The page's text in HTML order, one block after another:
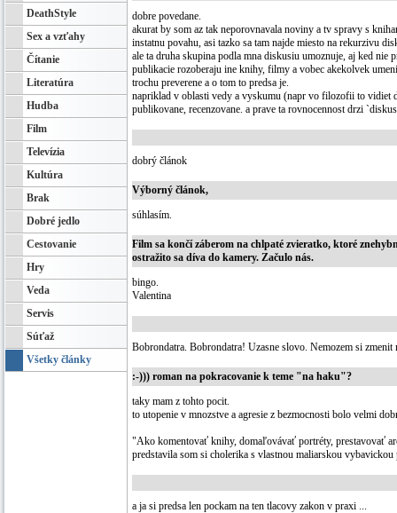
DeathStyle
Sex a vzťahy
Čítanie
Literatúra
Hudba
Film
Televízia
Kultúra
Brak
Dobré jedlo
Cestovanie
Hry
Veda
Servis
Súťaž
Všetky články
dobre povedane.
akurat by som az tak neporovnavala noviny a tv spravy s
instatnu povahu, asi tazko sa tam najde miesto na rekurzivu
ale ta druha skupina podla mna diskusiu umoznuje, aj ked
publikacie rozoberaju ine knihy, filmy a vobec akekolvek
trochu preverene a o tom to predsa je.
napriklad v oblasti vedy a vyskumu (napr vo filozofii to vidiet
publikovane, recenzovane. a prave ta rovnocennost drzi
dobrý článok
Výborný článok,
súhlasím.
Film sa končí záberom na chlpaté zvieratko, ktoré
ostražito sa díva do kamery. Začulo nás.
bingo.
Valentina
Bobrondatra. Bobrondatra! Uzasne slovo. Nemozem si zmenit
:-))) roman na pokracovanie k teme "na haku"?
taky mam z tohto pocit.
to utopenie v mnozstve a agresie z bezmocnosti bolo velmi
"Ako komentovať knihy, domaľovávať portréty, prestavovať
predstavila som si cholerika s vlastnou maliarskou
a ja si predsa len pockam na ten tlacovy zakon v praxi ...